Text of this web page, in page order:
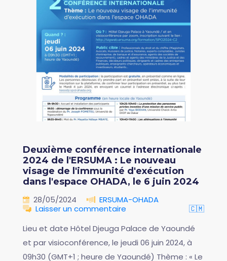
Deuxième conférence internationale
2024 de l'ERSUMA : Le nouveau
visage de l'immunité d'exécution
dans l'espace OHADA, le 6 juin 2024
28/05/2024
ERSUMA-OHADA
Laisser un commentaire
🇨🇲
Lieu et date Hôtel Djeuga Palace de Yaoundé
et par visioconférence, le jeudi 06 juin 2024, à
09h30 (GMT+1 ; heure de Yaoundé) Thème : « Le